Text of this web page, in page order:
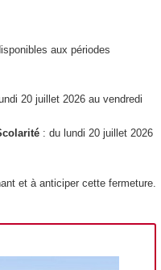
aux périodes
20 juillet 2026 au vendredi
: du lundi 20 juillet 2026
et à anticiper cette fermeture.